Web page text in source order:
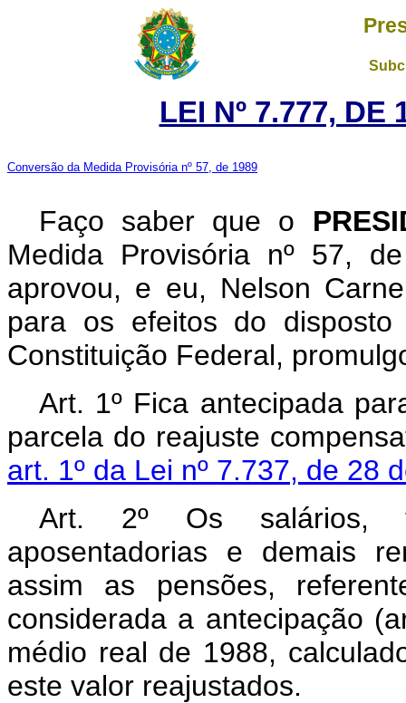
LEI Nº 7.777, DE
Conversão da Medida Provisória nº 57, de 1989
Faço saber que o
Medida Provisória nº 57,
aprovou, e eu, Nelson
para os efeitos do
Constituição Federal,
Art. 1º Fica antecipada
parcela do reajuste
art. 1º da Lei nº 7.737, de 28
Art. 2º Os salários,
aposentadorias e demais
assim as pensões,
considerada a antecipação
médio real de 1988,
este valor reajustados.